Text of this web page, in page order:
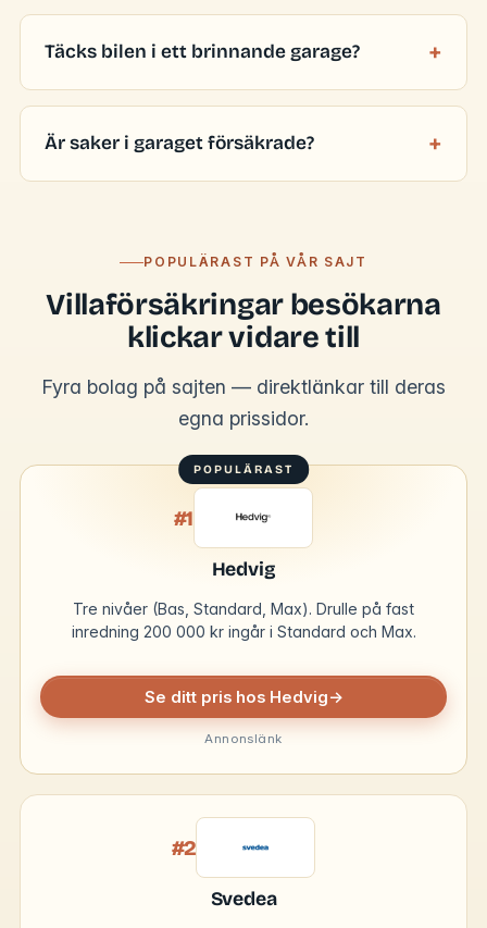
Täcks bilen i ett brinnande garage?
Är saker i garaget försäkrade?
POPULÄRAST PÅ VÅR SAJT
Villaförsäkringar besökarna
klickar vidare till
Fyra bolag på sajten — direktlänkar till deras
egna prissidor.
#1
Hedvig
Tre nivåer (Bas, Standard, Max). Drulle på fast
inredning 200 000 kr ingår i Standard och Max.
Se ditt pris hos Hedvig→
Annonslänk
#2
Svedea